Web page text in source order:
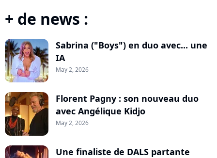
+ de news :
Sabrina ("Boys") en duo avec... une
IA
May 2, 2026
Florent Pagny : son nouveau duo
avec Angélique Kidjo
May 2, 2026
Une finaliste de DALS partante